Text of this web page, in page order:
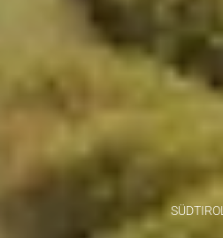
SÜDTIROL